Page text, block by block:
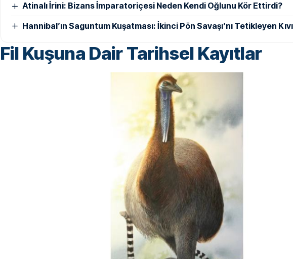
Atinalı İrini: Bizans İmparatoriçesi Neden Kendi Oğlunu Kör Ettirdi?
Hannibal’ın Saguntum Kuşatması: İkinci Pön Savaşı’nı Tetikleyen
Fil Kuşuna Dair Tarihsel Kayıtlar